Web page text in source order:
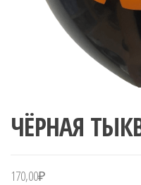
ЧЁРНАЯ
170,00₽